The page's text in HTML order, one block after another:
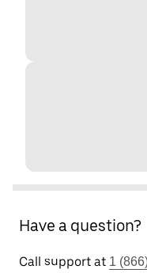
Have a question?
Call support at 1